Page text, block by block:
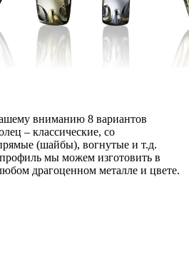
вниманию 8 вариантов
– классические, со
(шайбы), вогнутые и т.д.
мы можем изготовить в
драгоценном металле и цвете.